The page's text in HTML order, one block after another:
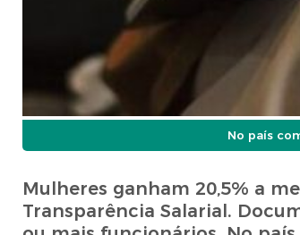
No país
Mulheres ganham 20,5% a
Transparência Salarial.